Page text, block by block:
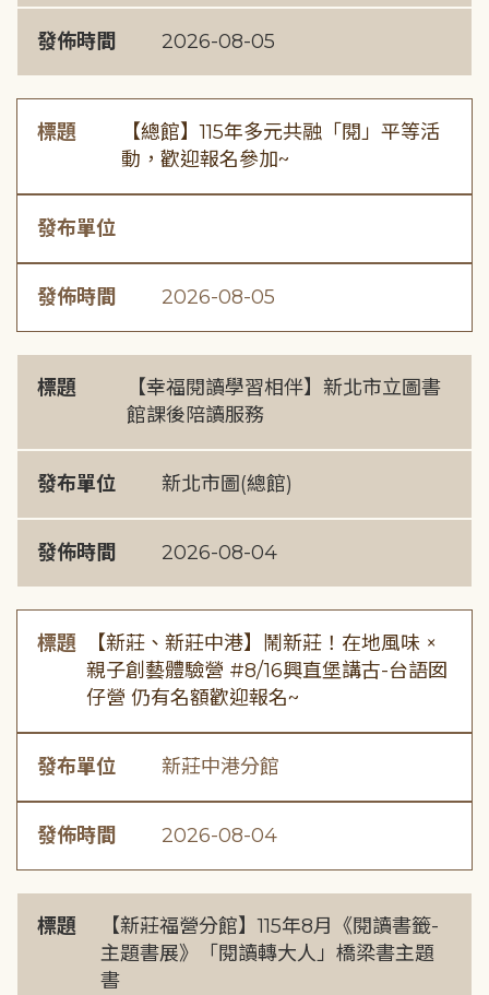
發佈時間 2026-08-05
標題
【總館】115年多元共融「閱」平等活
動，歡迎報名參加~
發布單位
發佈時間 2026-08-05
標題
【幸福閱讀學習相伴】新北市立圖書
館課後陪讀服務
發布單位 新北市圖(總館)
發佈時間 2026-08-04
標題
【新莊、新莊中港】鬧新莊！在地風味 ×
親子創藝體驗營 #8/16興直堡講古-台語囡
仔營 仍有名額歡迎報名~
發布單位 新莊中港分館
發佈時間 2026-08-04
標題
【新莊福營分館】115年8月《閱讀書籤-
主題書展》「閱讀轉大人」橋梁書主題
書